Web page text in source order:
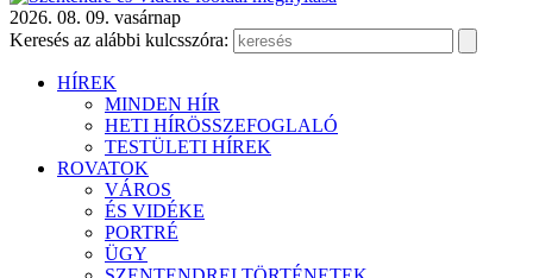
2026. 08. 09. vasárnap
Keresés az alábbi kulcsszóra:
HÍREK
MINDEN HÍR
HETI HÍRÖSSZEFOGLALÓ
TESTÜLETI HÍREK
ROVATOK
VÁROS
ÉS VIDÉKE
PORTRÉ
ÜGY